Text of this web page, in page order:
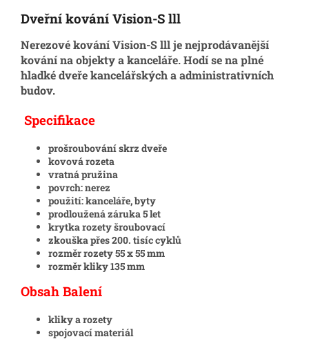
Dveřní kování Vision-S lll
Nerezové kování Vision-S lll je nejprodávanější
kování na objekty a kanceláře. Hodí se na plné
hladké dveře kancelářských a administrativních
budov.
Specifikace
prošroubování skrz dveře
kovová rozeta
vratná pružina
povrch: nerez
použití: kanceláře, byty
prodloužená záruka 5 let
krytka rozety šroubovací
zkouška přes 200. tisíc cyklů
rozměr rozety 55 x 55 mm
rozměr kliky 135 mm
Obsah Balení
kliky a rozety
spojovací materiál